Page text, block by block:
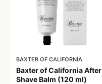
BAXTER OF CALIFORNIA
Baxter of California After
Shave Balm (120 ml)